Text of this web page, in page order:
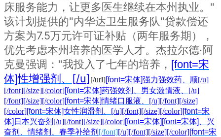
床服务能力，让更多医生继续在本州执业。"
该计划提供的"内华达卫生服务队"贷款偿还
方案为7.5万元许可证补贴（两年服务期），
优先考虑本州培养的医学人才。杰拉尔德·阿
克曼强调："我投入了七年的培养， [font=宋
体]性增强剂、 [/u][/url][font=宋体]强力强效药、顺[/u]
[/font][/size][/color][font=宋体]药强效剂、男女激情液、 [/u]
[/font][/size][/color][font=宋体]情绪口服液、 [/u][/font][/size]
[/color][font=宋体]女性润滑剂、 [/u][/font][/size][/color][font=宋
体]日本兴奋剂 [/u][/font][/size][/color][font=宋体][font=宋体]、兴
奋剂、情绪剂、春季补给剂 [/font][/u][/font][/size][/color][font=宋